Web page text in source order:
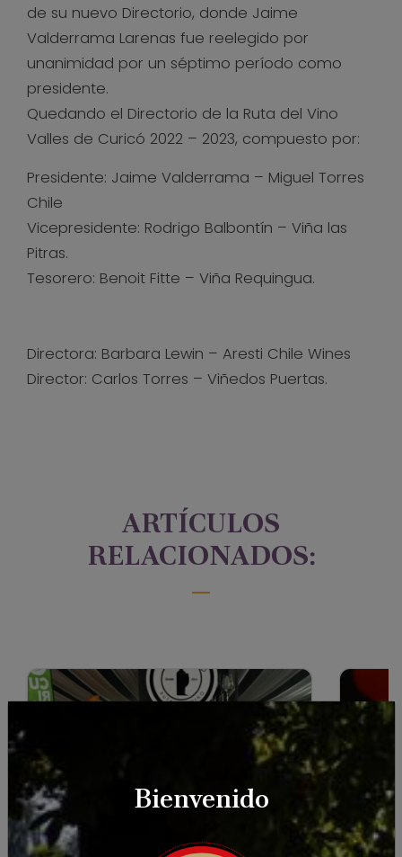
Bienvenido
de su nuevo Directorio, donde Jaime
Valderrama Larenas fue reelegido por
unanimidad por un séptimo período como
presidente.
Quedando el Directorio de la Ruta del Vino
Valles de Curicó 2022 – 2023, compuesto por:
Presidente: Jaime Valderrama – Miguel Torres
Chile
Vicepresidente: Rodrigo Balbontín – Viña las
Pitras.
Tesorero: Benoit Fitte – Viña Requingua.
Directora: Barbara Lewin – Aresti Chile Wines
Director: Carlos Torres – Viñedos Puertas.
ARTÍCULOS
RELACIONADOS: